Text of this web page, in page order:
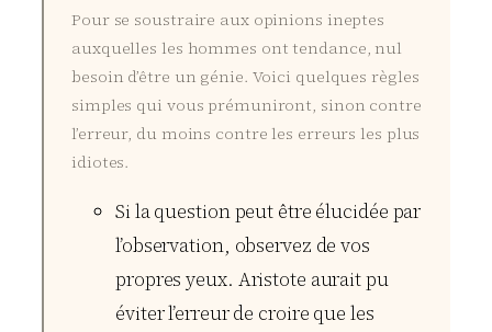
Pour se soustraire aux opinions ineptes
auxquelles les hommes ont tendance, nul
besoin d’être un génie. Voici quelques règles
simples qui vous prémuniront, sinon contre
l’erreur, du moins contre les erreurs les plus
idiotes.
Si la question peut être élucidée par
l’observation, observez de vos
propres yeux. Aristote aurait pu
éviter l’erreur de croire que les